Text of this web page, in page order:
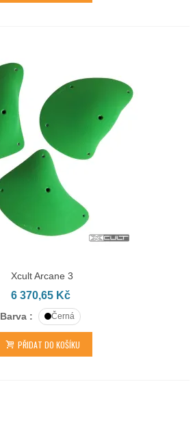
Xcult Arcane 3
6 370,65 Kč
Barva : Černá
PŘIDAT DO KOŠÍKU